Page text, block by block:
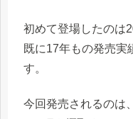
初めて登場したのは
既に17年もの発売実
す。
今回発売されるのは